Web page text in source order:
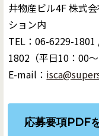
井物産ビル4F 株式
ション内
TEL：06-6229-1801
1802（平日10：00〜
E-mail：
応募要項PDF